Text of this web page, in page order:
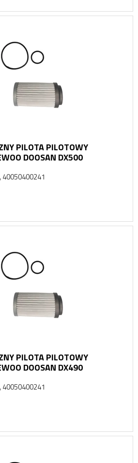
PILOTA PILOTOWY
DOOSAN DX500
PILOTA PILOTOWY
DOOSAN DX490